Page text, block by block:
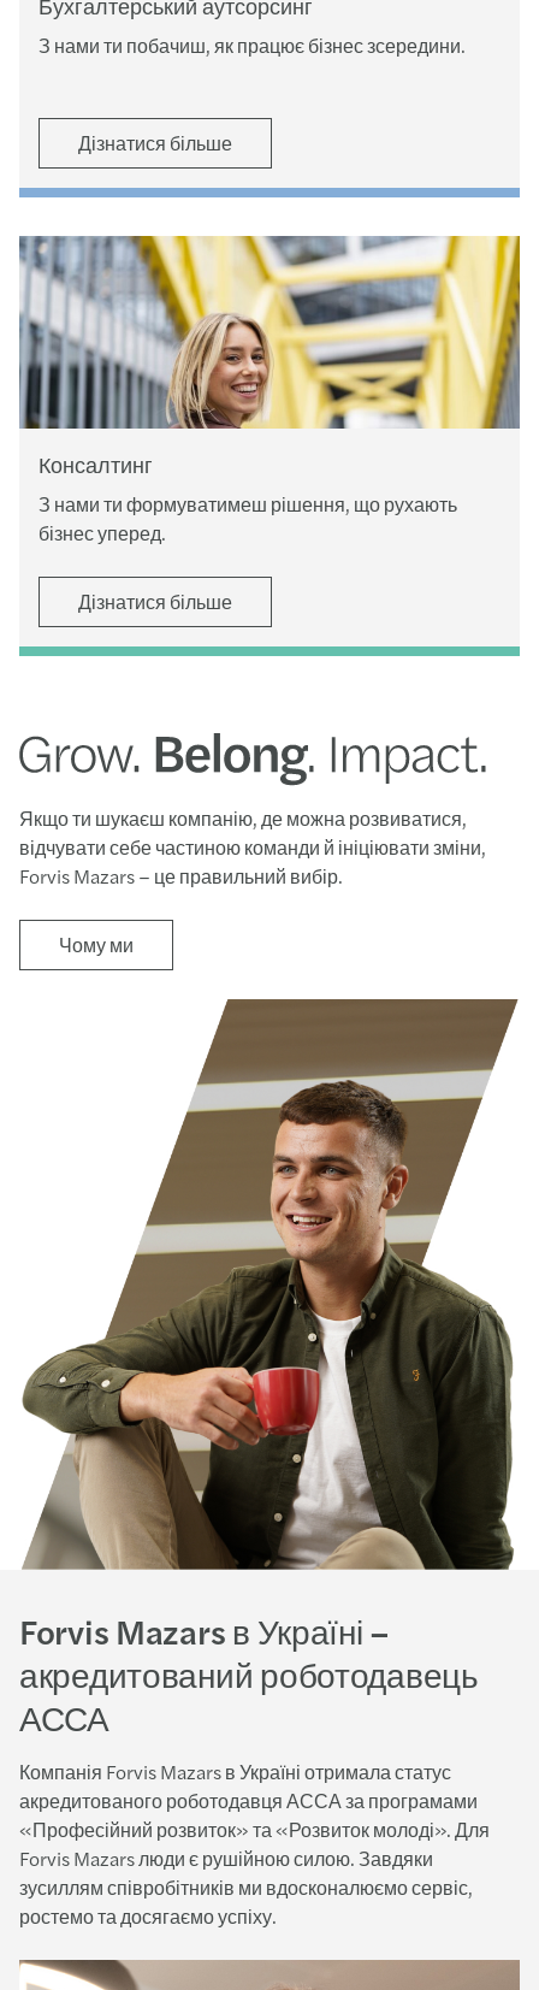
З нами ти побачиш, як працює бізнес зсередини.
Дізнатися більше
Консалтинг
З нами ти формуватимеш рішення, що рухають
бізнес уперед.
Дізнатися більше
Якщо ти шукаєш компанію, де можна розвиватися,
відчувати себе частиною команди й ініціювати зміни,
Forvis Mazars – це правильний вибір.
Чому ми
Forvis Mazars в Україні –
акредитований роботодавець
АССА
Компанія Forvis Mazars в Україні отримала статус
акредитованого роботодавця АССА за програмами
«Професійний розвиток» та «Розвиток молоді». Для
Forvis Mazars люди є рушійною силою. Завдяки
зусиллям співробітників ми вдосконалюємо сервіс,
ростемо та досягаємо успіху.